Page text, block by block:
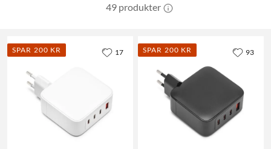
49 produkter
SPAR 200 KR 17 SPAR 200 KR 93